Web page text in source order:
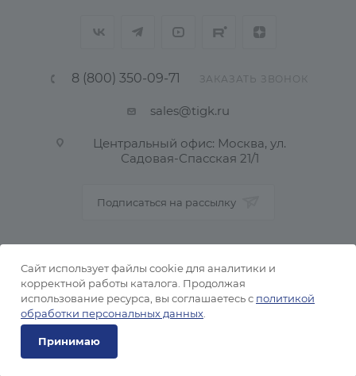
8 (800) 350-09-71 ЗАКАЗАТЬ ЗВОНОК
sales@tigk.ru
Центральный офис: Москва, ул.
Садовая-Спасская 21/1
Подписаться на рассылку
2026 © Тульский металлопрокатный завод
Сайт использует файлы cookie для аналитики и
корректной работы каталога. Продолжая
использование ресурса, вы соглашаетесь с политикой
обработки персональных данных
Принимаю